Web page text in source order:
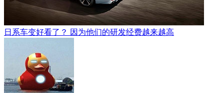
日系车变好看了？ 因为他们的研发经费越来越高